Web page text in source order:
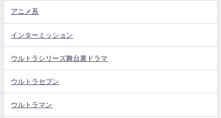
アニメ系
インターミッション
ウルトラシリーズ舞台裏ドラマ
ウルトラセブン
ウルトラマン